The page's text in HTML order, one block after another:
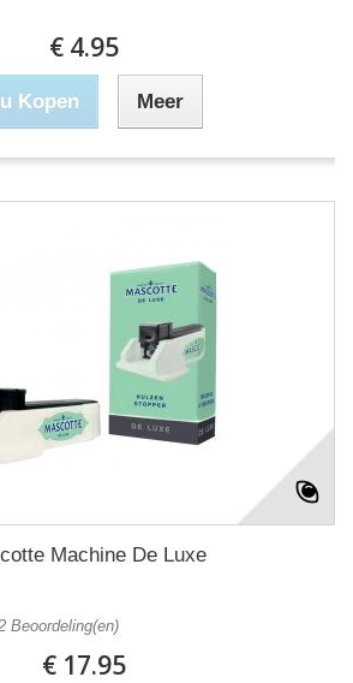
€ 4.95
Kopen Meer
Machine De Luxe
Beoordeling(en)
€ 17.95